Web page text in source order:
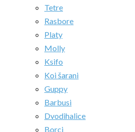
Tetre
Rasbore
Platy
Molly
Ksifo
Koi šarani
Guppy
Barbusi
Dvodihalice
Borci